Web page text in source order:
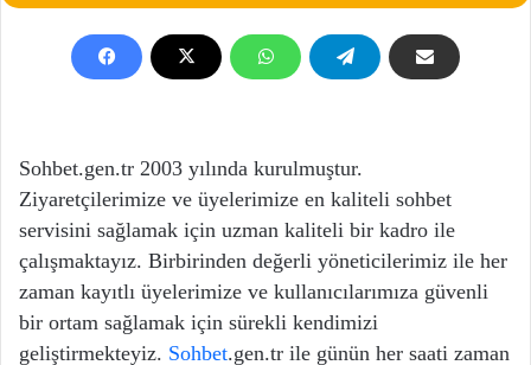
Sohbet.gen.tr 2003 yılında kurulmuştur.
Ziyaretçilerimize ve üyelerimize en kaliteli sohbet
servisini sağlamak için uzman kaliteli bir kadro ile
çalışmaktayız. Birbirinden değerli yöneticilerimiz ile her
zaman kayıtlı üyelerimize ve kullanıcılarımıza güvenli
bir ortam sağlamak için sürekli kendimizi
geliştirmekteyiz. Sohbet.gen.tr ile günün her saati zaman